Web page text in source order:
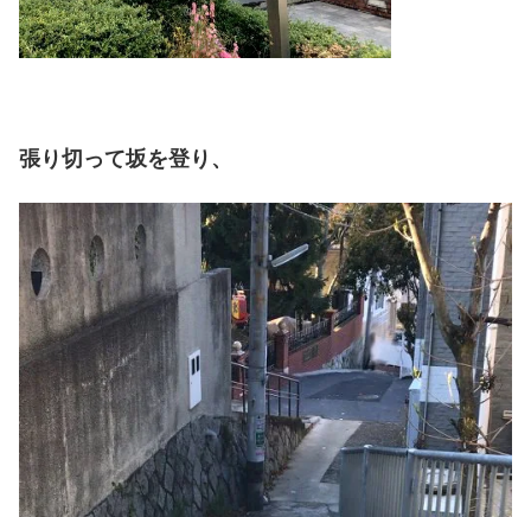
張り切って坂を登り、